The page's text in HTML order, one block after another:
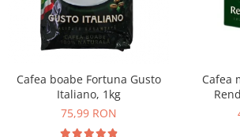
Cafea boabe Fortuna Gusto
Italiano, 1kg
75,99 RON
Cafea